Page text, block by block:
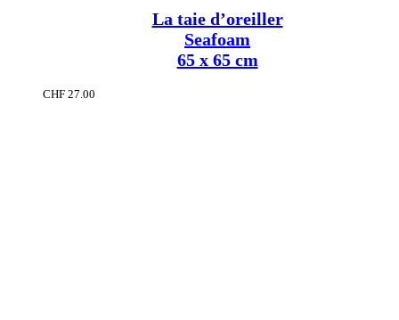
La taie d’oreiller
Seafoam
65 x 65 cm
CHF 27.00